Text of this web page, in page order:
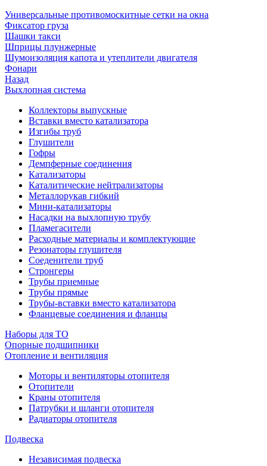
Универсальные противомоскитные сетки на окна
Фиксатор груза
Шашки такси
Шприцы плунжерные
Шумоизоляция капота и утеплители двигателя
Фонари
Назад
Выхлопная система
Коллекторы выпускные
Вставки вместо катализатора
Изгибы труб
Глушители
Гофры
Демпферные соединения
Катализаторы
Каталитические нейтрализаторы
Металлорукав гибкий
Мини-катализаторы
Насадки на выхлопную трубу
Пламегасители
Расходные материалы и комплектующие
Резонаторы глушителя
Соеденители труб
Стронгеры
Трубы приемные
Трубы прямые
Трубы-вставки вместо катализатора
Фланцевые соединения и фланцы
Наборы для ТО
Опорные подшипники
Отопление и вентиляция
Моторы и вентиляторы отопителя
Отопители
Краны отопителя
Патрубки и шланги отопителя
Радиаторы отопителя
Подвеска
Независимая подвеска